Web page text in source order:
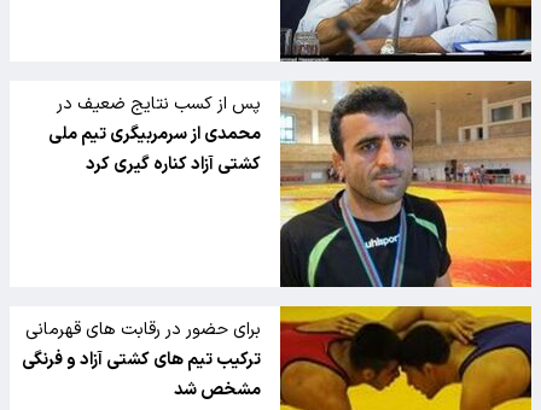
پس از کسب نتایج ضعیف در
مسابقات آسیایی
محمدی از سرمربیگری تیم ملی
کشتی آزاد کناره گیری کرد
برای حضور در رقابت های قهرمانی
جوانان آسیا
ترکیب تیم های کشتی آزاد و فرنگی
مشخص شد